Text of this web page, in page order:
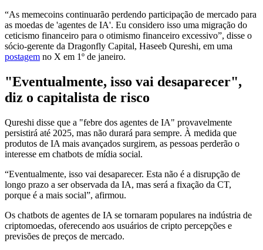
“As memecoins continuarão perdendo participação de mercado para
as moedas de 'agentes de IA'. Eu considero isso uma migração do
ceticismo financeiro para o otimismo financeiro excessivo”, disse o
sócio-gerente da Dragonfly Capital, Haseeb Qureshi, em uma
postagem no X em 1º de janeiro.
"Eventualmente, isso vai desaparecer",
diz o capitalista de risco
Qureshi disse que a "febre dos agentes de IA" provavelmente
persistirá até 2025, mas não durará para sempre. À medida que
produtos de IA mais avançados surgirem, as pessoas perderão o
interesse em chatbots de mídia social.
“Eventualmente, isso vai desaparecer. Esta não é a disrupção de
longo prazo a ser observada da IA, mas será a fixação da CT,
porque é a mais social”, afirmou.
Os chatbots de agentes de IA se tornaram populares na indústria de
criptomoedas, oferecendo aos usuários de cripto percepções e
previsões de preços de mercado.